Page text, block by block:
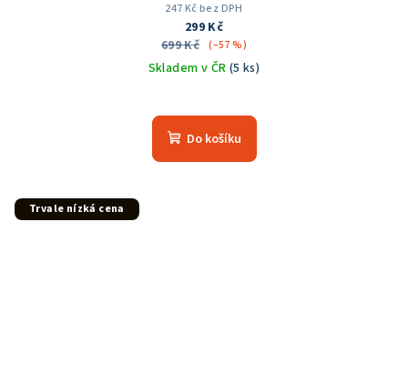
247 Kč bez DPH
299 Kč
699 Kč (–57 %)
Skladem v ČR (5 ks)
hodnocení
produktu
Do košíku
Trvale nízká cena